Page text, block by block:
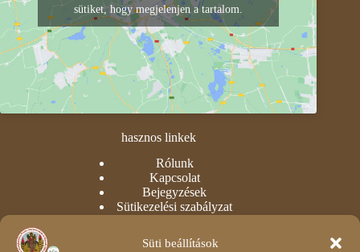
Süti beállítások
sütiket, hogy megjelenjen a tartalom.
hasznos linkek
Rólunk
Kapcsolat
Bejegyzések
Sütikezelési szabályzat